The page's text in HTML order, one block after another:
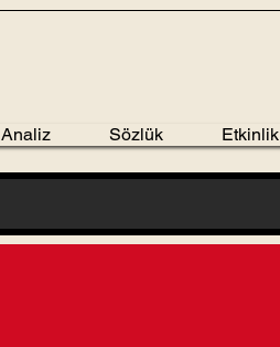
Analiz Sözlük Etkinlik